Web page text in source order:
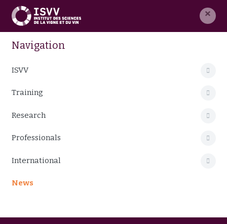
×
Navigation
ISVV
Training
Research
Professionals
International
News